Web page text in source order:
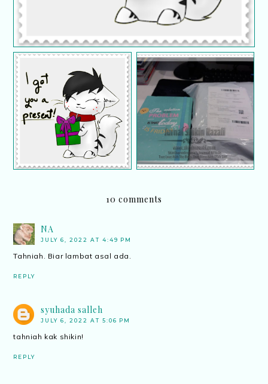
Hadiah daripada
blogger Mieza S. a.k.a.
kanvasdakwatdotblogsp
otdotcom | Hadiah
Giveaway
Akhirnya, misteri
bungkusan Shopee
baru-baru nie dapat
dirungkai
10 comments
NA
JULY 6, 2022 AT 4:49 PM
Tahniah. Biar lambat asal ada.
REPLY
syuhada salleh
JULY 6, 2022 AT 5:06 PM
tahniah kak shikin!
REPLY